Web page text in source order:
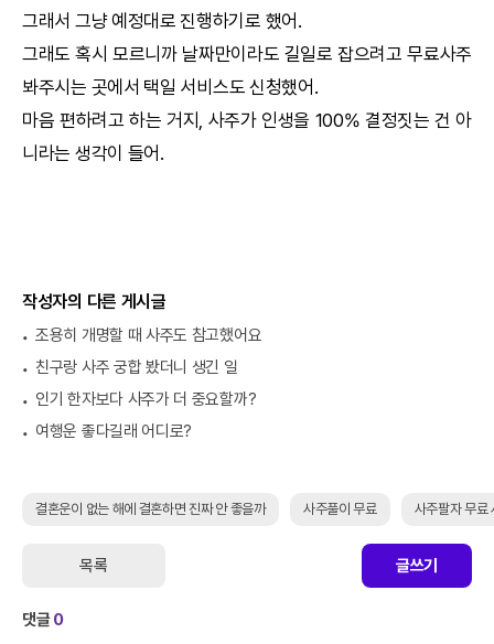
그래서 그냥 예정대로 진행하기로 했어.
그래도 혹시 모르니까 날짜만이라도 길일로 잡으려고 무료사주
봐주시는 곳에서 택일 서비스도 신청했어.
마음 편하려고 하는 거지, 사주가 인생을 100% 결정짓는 건 아
니라는 생각이 들어.
작성자의 다른 게시글
조용히 개명할 때 사주도 참고했어요
친구랑 사주 궁합 봤더니 생긴 일
인기 한자보다 사주가 더 중요할까?
여행운 좋다길래 어디로?
결혼운이 없는 해에 결혼하면 진짜 안 좋을까 사주풀이 무료 사주팔자 무료
목록 글쓰기
댓글0